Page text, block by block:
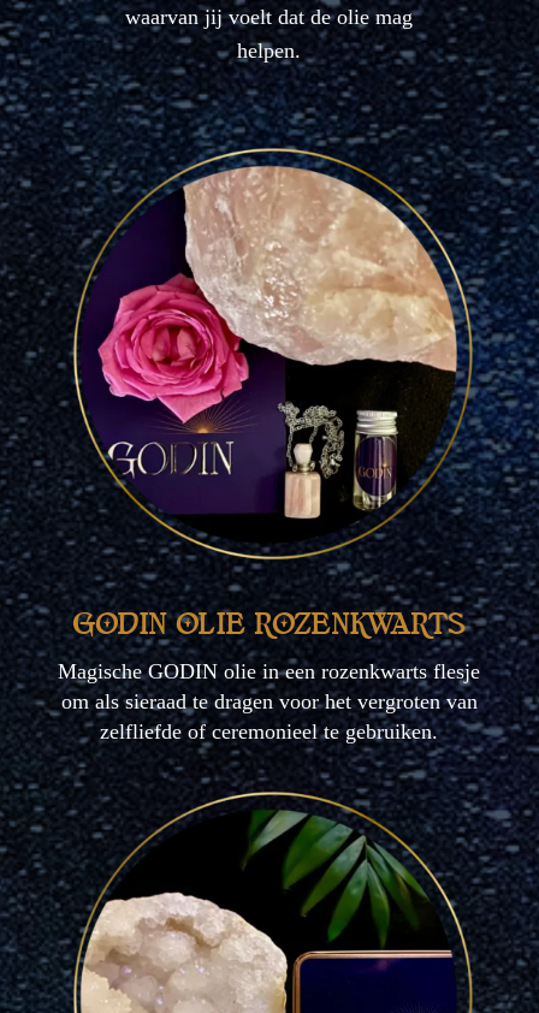
waarvan jij voelt dat de olie mag
helpen.
GODIN OLIE ROZENKWARTS
Magische GODIN olie in een rozenkwarts flesje
om als sieraad te dragen voor het vergroten van
zelfliefde of ceremonieel te gebruiken.